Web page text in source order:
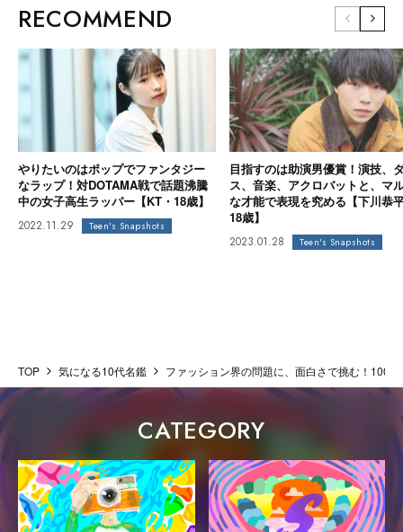
RECOMMEND
やりたいのはポップでファンタジー
なラップ！対DOTAMA戦で話題沸騰
中の女子高生ラッパー【KT・18歳】
2022.11.29 Teen's Snapshots
目指すのは助演男優賞！演技、
ス、音楽、アクロバットと、マ
な才能で表現を究める【下川恭
18歳】
2023.01.28 Teen's Snapshots
TOP 気になる10代名鑑 ファッション界の問題に、面白さで挑む！100
CATEGORY